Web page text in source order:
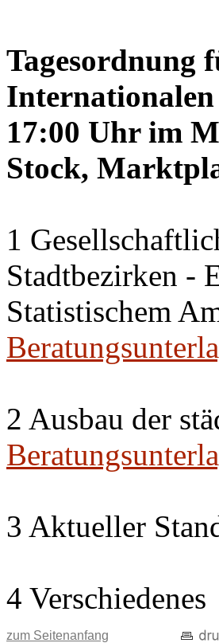
Tagesordnung
Internationalen
17:00 Uhr im
Stock,
1
Stadtbezirken -
Statistischem
2 Ausbau der
3 Aktueller
4 Verschiedenes
zum Seitenanfang